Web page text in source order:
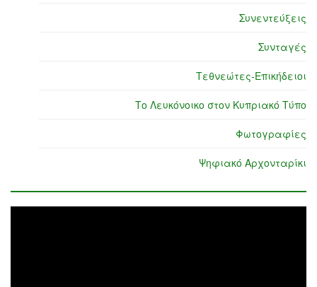
Συνεντεύξεις
Συνταγές
Τεθνεώτες-Επικήδειοι
Το Λευκόνοικο στον Κυπριακό Τύπο
Φωτογραφίες
Ψηφιακό Αρχονταρίκι